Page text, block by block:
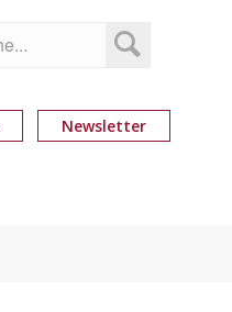
Newsletter